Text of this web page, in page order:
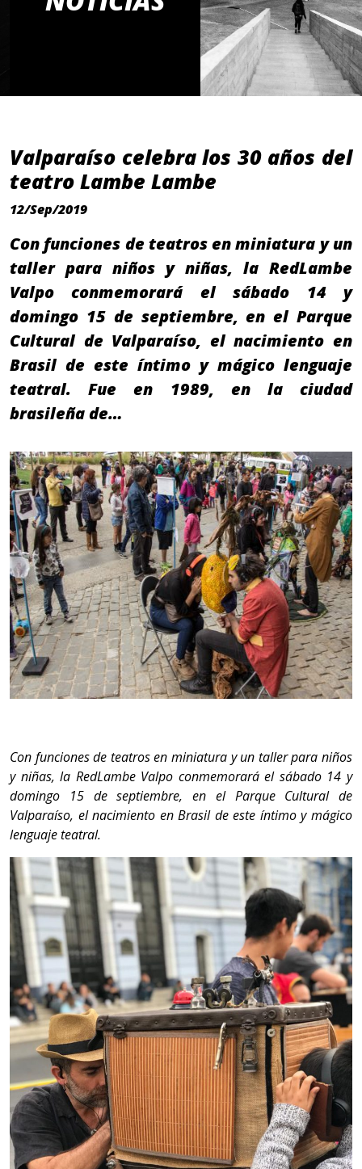
Valparaíso celebra los 30 años del
teatro Lambe Lambe
12/Sep/2019
Con funciones de teatros en miniatura y un
taller para niños y niñas, la RedLambe
Valpo conmemorará el sábado 14 y
domingo 15 de septiembre, en el Parque
Cultural de Valparaíso, el nacimiento en
Brasil de este íntimo y mágico lenguaje
teatral. Fue en 1989, en la ciudad
brasileña de…
Con funciones de teatros en miniatura y un taller para niños
y niñas, la RedLambe Valpo conmemorará el sábado 14 y
domingo 15 de septiembre, en el Parque Cultural de
Valparaíso, el nacimiento en Brasil de este íntimo y mágico
lenguaje teatral.